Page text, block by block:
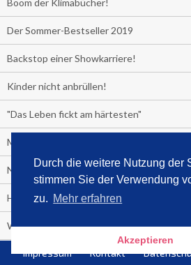
Durch die weitere Nutzung der
stimmen Sie der Verwendung
zu. Mehr erfahren
Akzeptieren
Boom der Klimabücher!
Der Sommer-Bestseller 2019
Backstop einer Showkarriere!
Kinder nicht anbrüllen!
"Das Leben fickt am härtesten"
Media Control exklusiv:
Negativzins
Heute ist Tag des Malbuchs
Welches Auto fahren Sie?
Media Control ermittelt: Das ist der
Impressum Kontakt